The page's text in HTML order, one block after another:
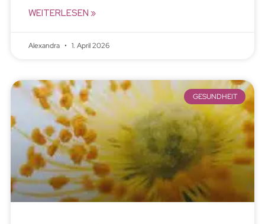
WEITERLESEN »
Alexandra 1. April 2026
GESUNDHEIT